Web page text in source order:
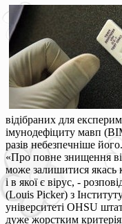
відібраних для
імунодефіциту мавп
разів небезпечніше його.
«Про повне знищення
може залишитися якась
і в якої є вірус, -
(Louis Picker) з
університеті OHSU
дуже жорстким